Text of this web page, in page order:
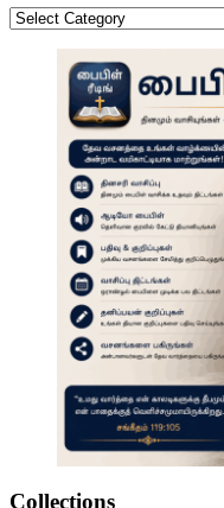
Categories
Collections